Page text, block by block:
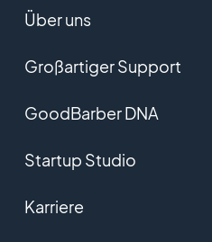
Über uns
Großartiger Support
GoodBarber DNA
Startup Studio
Karriere